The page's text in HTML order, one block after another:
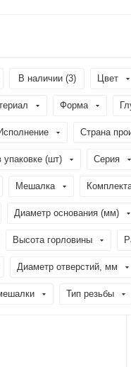
В наличии (3) Цвет
Форма
Страна
упаковке (шт) Серия
Мешалка
Диаметр основания (мм)
Высота горловины
Диаметр отверстий, мм
Тип резьбы